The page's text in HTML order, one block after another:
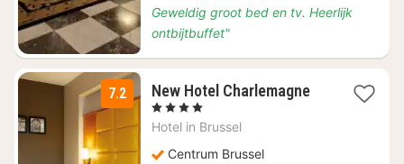
Geweldig groot bed en tv. Heerlijk
ontbijtbuffet"
7.2 New Hotel Charlemagne1
, 4 Sterren
Hotel in Brussel
Centrum Brussel